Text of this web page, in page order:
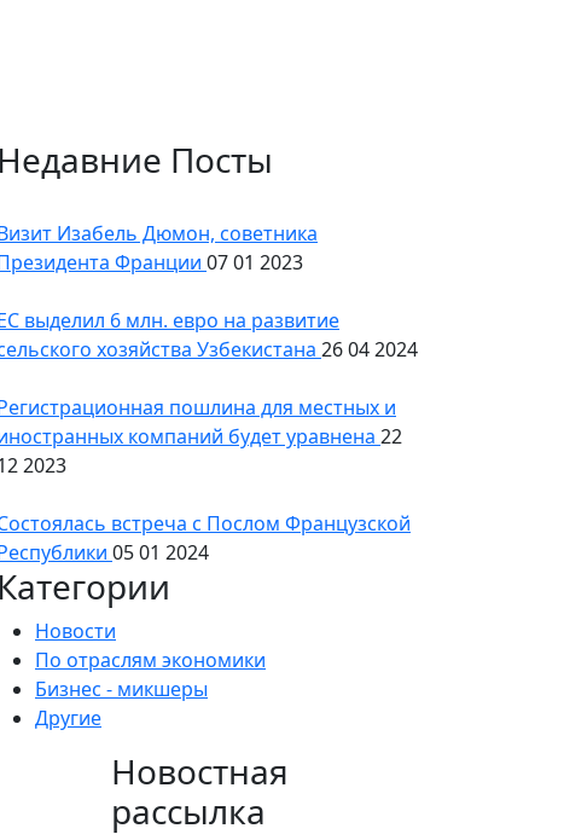
Недавние Посты
Изабель Дюмон, советника
Франции 07 01 2023
выделил 6 млн. евро на развитие
хозяйства Узбекистана 26 04 2024
пошлина для местных и
компаний будет уравнена 22
2023
встреча с Послом Французской
05 01 2024
Категории
Новости
По отраслям экономики
Бизнес - микшеры
Другие
Новостная
рассылка